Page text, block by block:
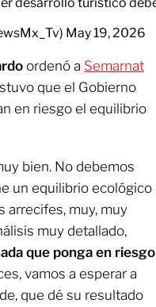
May 19, 2026
ordenó a Semarnat
que el Gobierno
en riesgo el equilibrio
bien. No debemos
un equilibrio ecológico
arrecifes, muy, muy
muy detallado,
que ponga en riesgo
vamos a esperar a
que dé su resultado